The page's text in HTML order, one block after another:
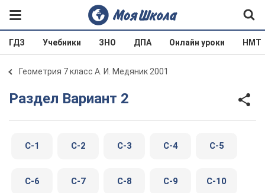
ГДЗ Учебники ЗНО ДПА Онлайн уроки НМТ
Геометрия 7 класс А. И. Медяник 2001
Раздел Вариант 2
C-1 C-2 C-3 C-4 C-5
C-6 C-7 C-8 C-9 C-10